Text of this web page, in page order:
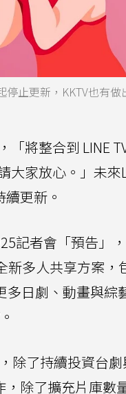
停止更新，KKTV也有做
將整合到 LINE
大家放心。」未來
更新。
記者會「預告」
新多人共享方案，
多日劇、動畫與綜
除了持續投資台
除了擴充片庫數